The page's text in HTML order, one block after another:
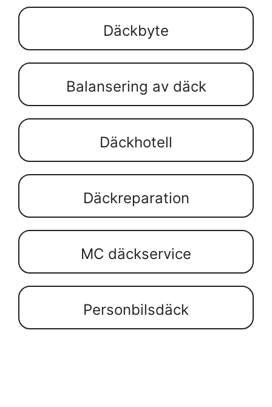
Däckbyte
Balansering av däck
Däckhotell
Däckreparation
MC däckservice
Personbilsdäck